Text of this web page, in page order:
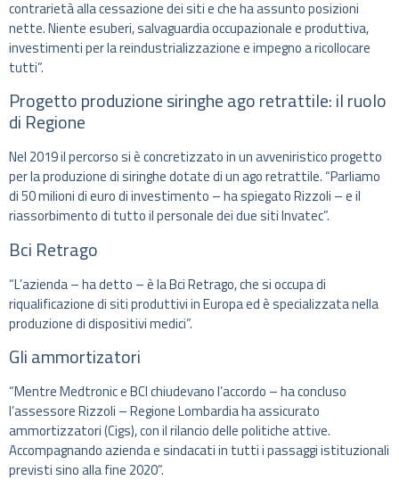
contrarietà alla cessazione dei siti e che ha assunto posizioni
nette. Niente esuberi, salvaguardia occupazionale e produttiva,
investimenti per la reindustrializzazione e impegno a ricollocare
tutti”.
Progetto produzione siringhe ago retrattile: il ruolo
di Regione
Nel 2019 il percorso si è concretizzato in un avveniristico progetto
per la produzione di siringhe dotate di un ago retrattile. “Parliamo
di 50 milioni di euro di investimento – ha spiegato Rizzoli – e il
riassorbimento di tutto il personale dei due siti Invatec”.
Bci Retrago
“L’azienda – ha detto – è la Bci Retrago, che si occupa di
riqualificazione di siti produttivi in Europa ed è specializzata nella
produzione di dispositivi medici”.
Gli ammortizatori
“Mentre Medtronic e BCI chiudevano l’accordo – ha concluso
l’assessore Rizzoli – Regione Lombardia ha assicurato
ammortizzatori (Cigs), con il rilancio delle politiche attive.
Accompagnando azienda e sindacati in tutti i passaggi istituzionali
previsti sino alla fine 2020”.